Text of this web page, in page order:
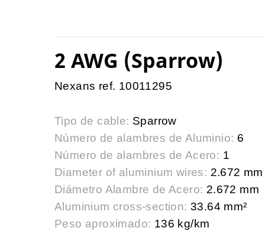
2 AWG (Sparrow)
Nexans ref. 10011295
Tipo de cable: Sparrow
Número de alambres de Aluminio: 6
Número de alambres de Acero: 1
Diameter of aluminium wires: 2.672 mm
Diámetro Alambre de Acero: 2.672 mm
Aluminium cross-section: 33.64 mm²
Peso aproximado: 136 kg/km